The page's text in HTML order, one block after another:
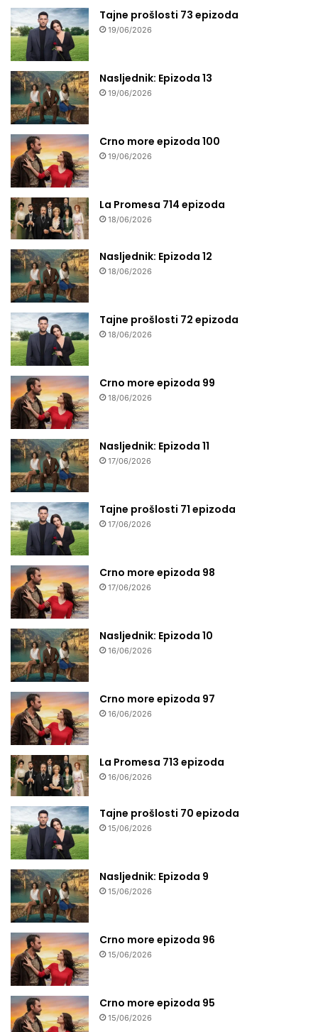
Tajne prošlosti 73 epizoda
19/06/2026
Nasljednik: Epizoda 13
19/06/2026
Crno more epizoda 100
19/06/2026
La Promesa 714 epizoda
18/06/2026
Nasljednik: Epizoda 12
18/06/2026
Tajne prošlosti 72 epizoda
18/06/2026
Crno more epizoda 99
18/06/2026
Nasljednik: Epizoda 11
17/06/2026
Tajne prošlosti 71 epizoda
17/06/2026
Crno more epizoda 98
17/06/2026
Nasljednik: Epizoda 10
16/06/2026
Crno more epizoda 97
16/06/2026
La Promesa 713 epizoda
16/06/2026
Tajne prošlosti 70 epizoda
15/06/2026
Nasljednik: Epizoda 9
15/06/2026
Crno more epizoda 96
15/06/2026
Crno more epizoda 95
15/06/2026